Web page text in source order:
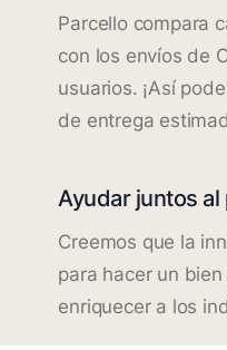
Parcello compara
con los envíos de
usuarios. ¡Así
de entrega
Ayudar juntos al
Creemos que la
para hacer un
enriquecer a los